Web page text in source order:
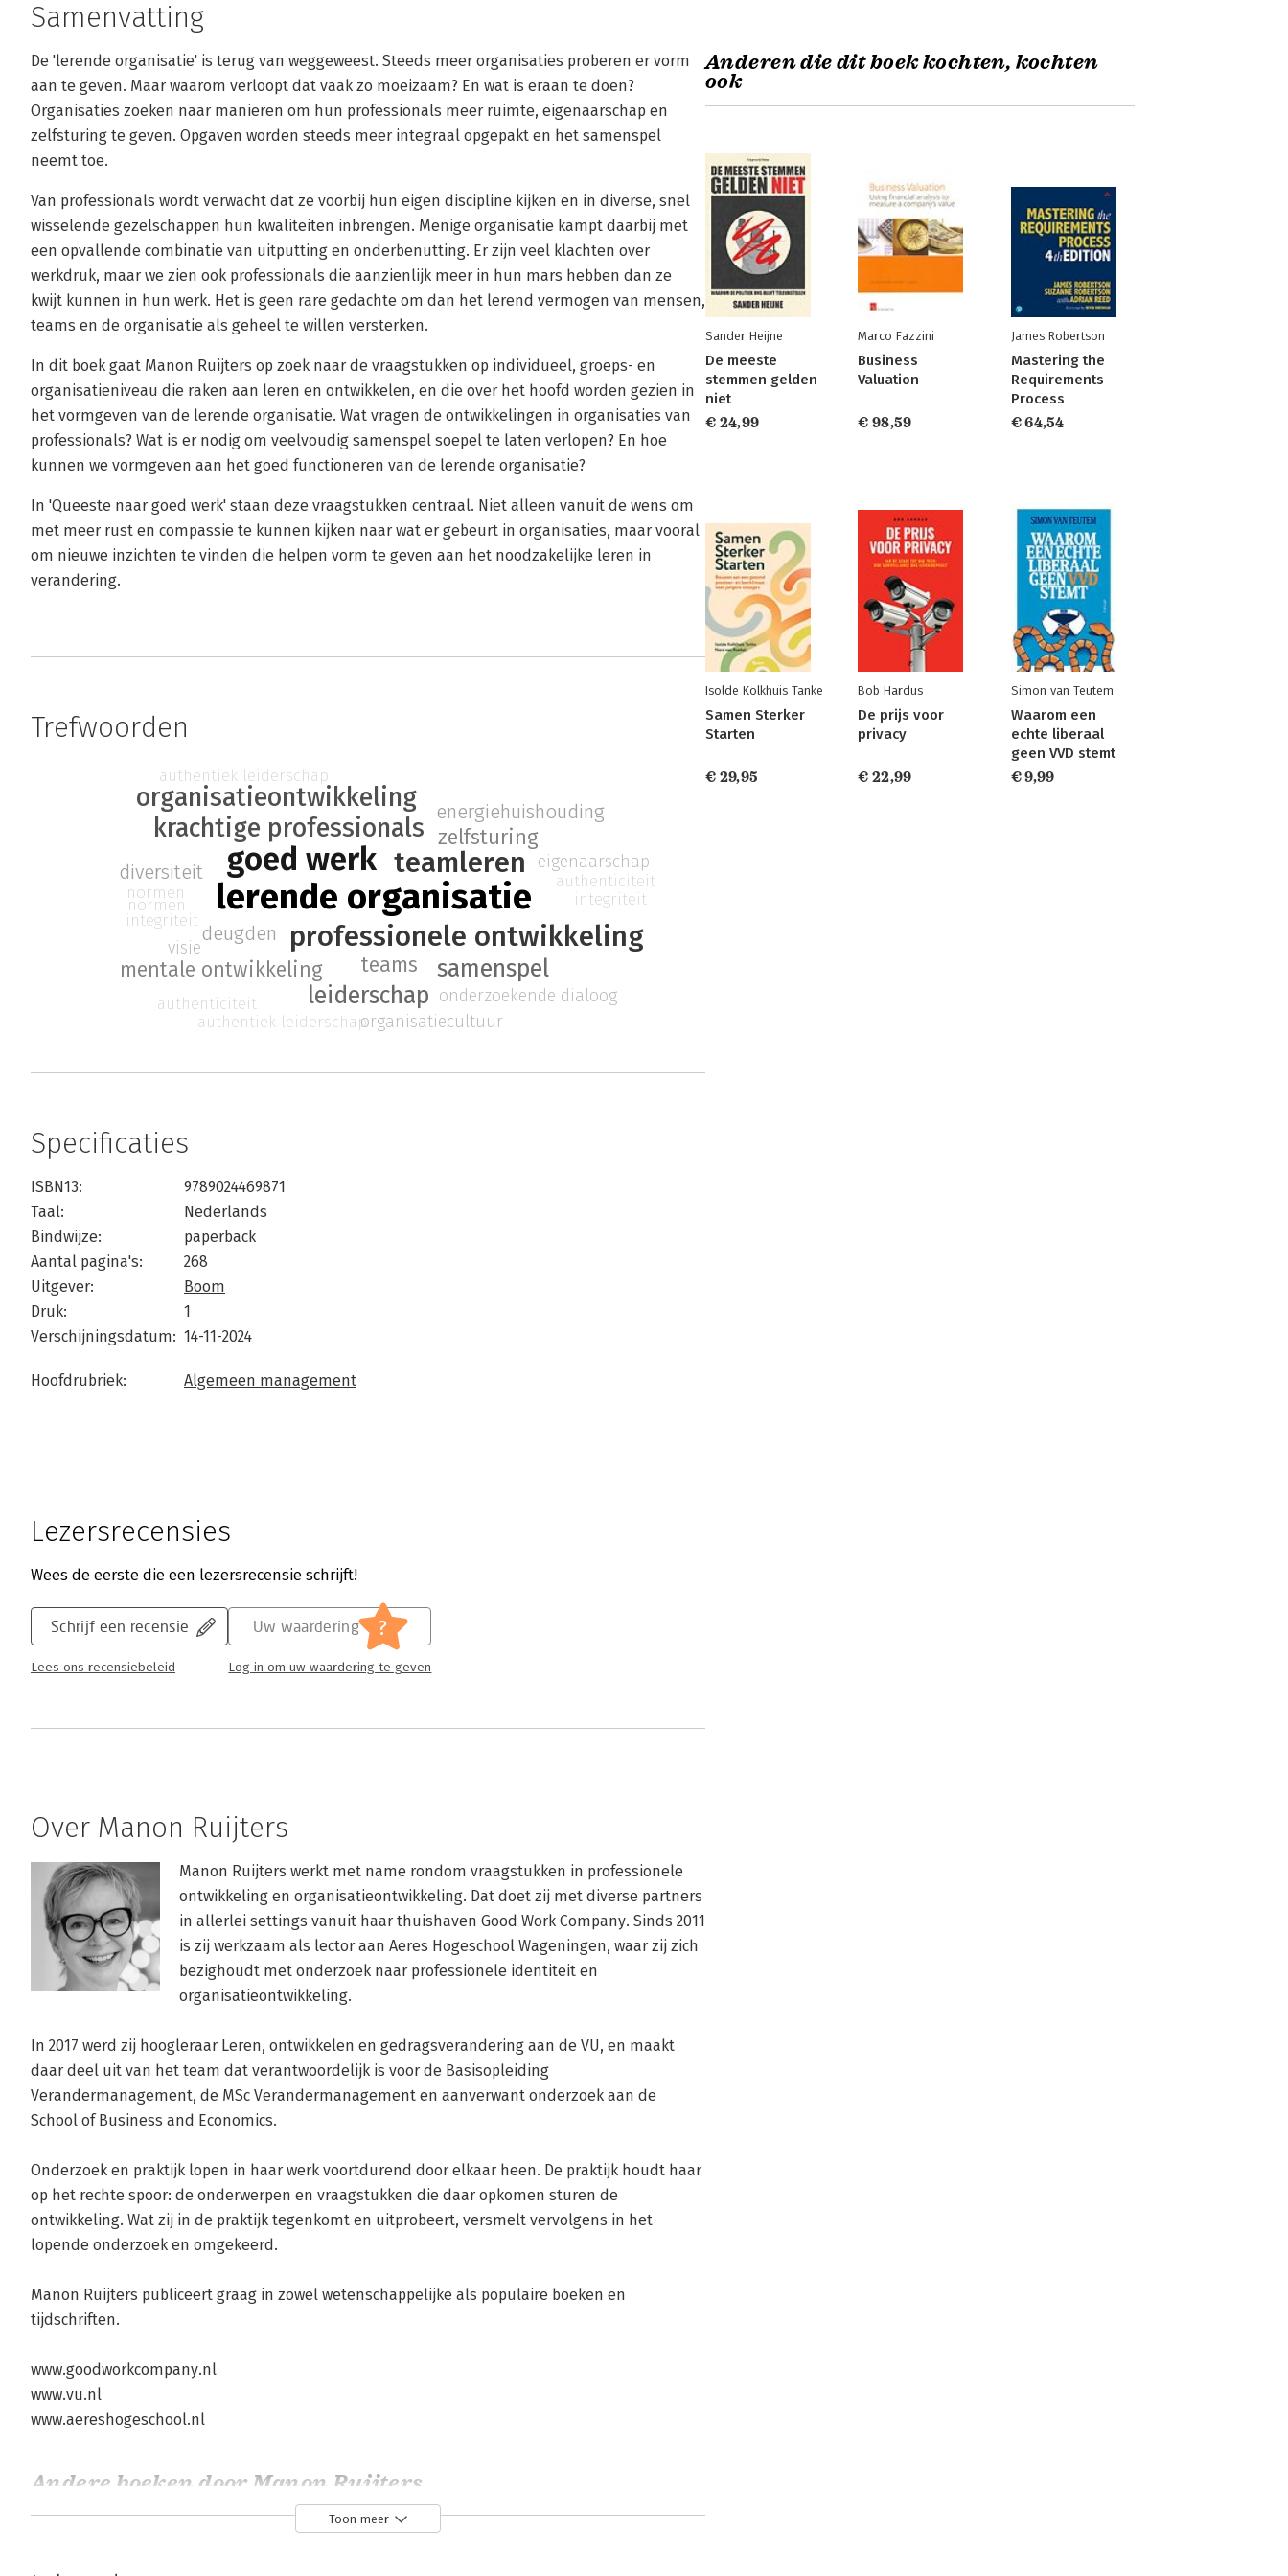
Samenvatting
De 'lerende organisatie' is terug van weggeweest. Steeds meer organisaties proberen er vorm
aan te geven. Maar waarom verloopt dat vaak zo moeizaam? En wat is eraan te doen?
Organisaties zoeken naar manieren om hun professionals meer ruimte, eigenaarschap en
zelfsturing te geven. Opgaven worden steeds meer integraal opgepakt en het samenspel
neemt toe.
Van professionals wordt verwacht dat ze voorbij hun eigen discipline kijken en in diverse, snel
wisselende gezelschappen hun kwaliteiten inbrengen. Menige organisatie kampt daarbij met
een opvallende combinatie van uitputting en onderbenutting. Er zijn veel klachten over
werkdruk, maar we zien ook professionals die aanzienlijk meer in hun mars hebben dan ze
kwijt kunnen in hun werk. Het is geen rare gedachte om dan het lerend vermogen van mensen,
teams en de organisatie als geheel te willen versterken.
In dit boek gaat Manon Ruijters op zoek naar de vraagstukken op individueel, groeps- en
organisatieniveau die raken aan leren en ontwikkelen, en die over het hoofd worden gezien in
het vormgeven van de lerende organisatie. Wat vragen de ontwikkelingen in organisaties van
professionals? Wat is er nodig om veelvoudig samenspel soepel te laten verlopen? En hoe
kunnen we vormgeven aan het goed functioneren van de lerende organisatie?
In 'Queeste naar goed werk' staan deze vraagstukken centraal. Niet alleen vanuit de wens om
met meer rust en compassie te kunnen kijken naar wat er gebeurt in organisaties, maar vooral
om nieuwe inzichten te vinden die helpen vorm te geven aan het noodzakelijke leren in
verandering.
Trefwoorden
lerende organisatie
goed werk
professionele ontwikkeling
teamleren
krachtige professionals
samenspel
leiderschap
organisatieontwikkeling
teams
mentale ontwikkeling
zelfsturing
deugden
energiehuishouding
onderzoekende dialoog
diversiteit
organisatiecultuur
eigenaarschap
visie
integriteit
normen
authenticiteit
authentiek leiderschap
integriteit
normen
authenticiteit
authentiek leiderschap
Specificaties
ISBN13:
9789024469871
Taal:
Nederlands
Bindwijze:
paperback
Aantal pagina's:
268
Uitgever:
Boom
Druk:
1
Verschijningsdatum: 14-11-2024
Hoofdrubriek: Algemeen management
Lezersrecensies
Wees de eerste die een lezersrecensie schrijft!
Schrijf een recensie
Lees ons recensiebeleid
Uw waardering ?
Log in om uw waardering te geven
Over Manon Ruijters
Manon Ruijters werkt met name rondom vraagstukken in professionele
ontwikkeling en organisatieontwikkeling. Dat doet zij met diverse partners
in allerlei settings vanuit haar thuishaven Good Work Company. Sinds 2011
is zij werkzaam als lector aan Aeres Hogeschool Wageningen, waar zij zich
bezighoudt met onderzoek naar professionele identiteit en
organisatieontwikkeling.
In 2017 werd zij hoogleraar Leren, ontwikkelen en gedragsverandering aan de VU, en maakt
daar deel uit van het team dat verantwoordelijk is voor de Basisopleiding
Verandermanagement, de MSc Verandermanagement en aanverwant onderzoek aan de
School of Business and Economics.
Onderzoek en praktijk lopen in haar werk voortdurend door elkaar heen. De praktijk houdt haar
op het rechte spoor: de onderwerpen en vraagstukken die daar opkomen sturen de
ontwikkeling. Wat zij in de praktijk tegenkomt en uitprobeert, versmelt vervolgens in het
lopende onderzoek en omgekeerd.
Manon Ruijters publiceert graag in zowel wetenschappelijke als populaire boeken en
tijdschriften.
www.goodworkcompany.nl
www.vu.nl
www.aereshogeschool.nl
Andere boeken door Manon Ruijters
Toon meer
Anderen die dit boek kochten, kochten
ook
Sander Heijne
De meeste
stemmen gelden
niet
€ 24,99
Marco Fazzini
Business
Valuation
€ 98,59
James Robertson
Mastering the
Requirements
Process
€ 64,54
Isolde Kolkhuis Tanke
Samen Sterker
Starten
€ 29,95
Bob Hardus
De prijs voor
privacy
€ 22,99
Simon van Teutem
Waarom een
echte liberaal
geen VVD stemt
€ 9,99